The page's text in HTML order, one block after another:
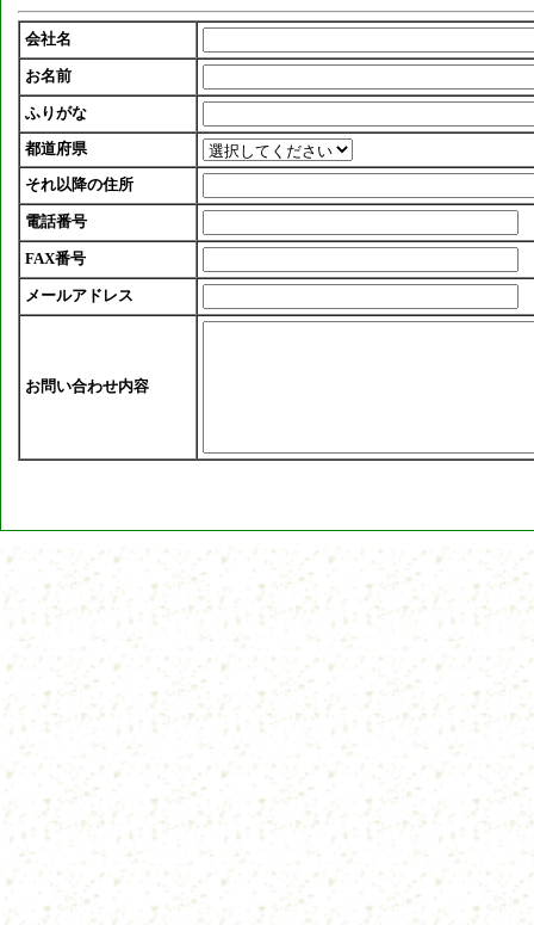
会社名
お名前
ふりがな
都道府県
それ以降の住所
電話番号
FAX番号
メールアドレス
お問い合わせ内容